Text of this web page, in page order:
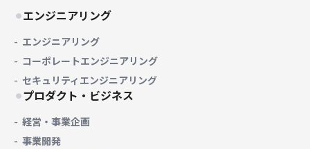
エンジニアリング
エンジニアリング
コーポレートエンジニアリング
セキュリティエンジニアリング
プロダクト・ビジネス
経営・事業企画
事業開発